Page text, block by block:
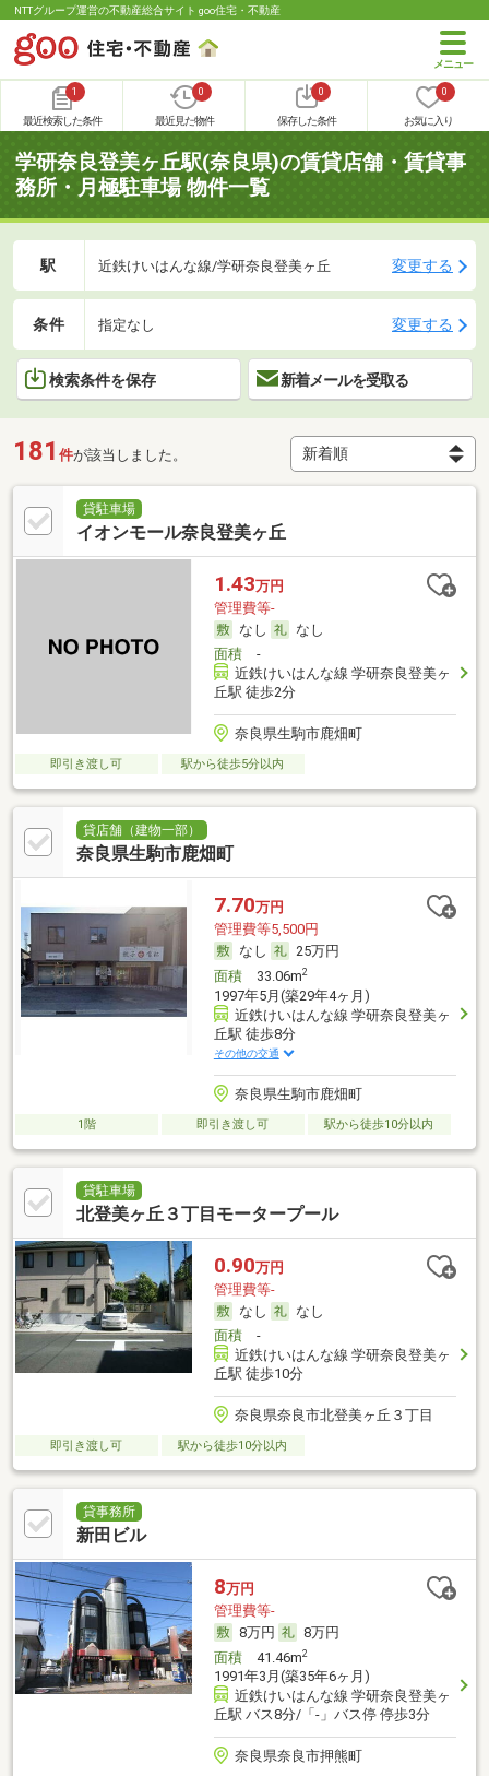
NTTグループ運営の不動産総合サイト goo住宅・不動産
1
最近検索した条件
0
最近見た物件
0
保存した条件
0
お気に入り
学研奈良登美ヶ丘駅(奈良県)の賃貸店舗・賃貸事
務所・月極駐車場 物件一覧
駅 近鉄けいはんな線/学研奈良登美ヶ丘 変更する
条件 指定なし 変更する
検索条件を保存 新着メールを受取る
181 件が該当しました。
貸駐車場
イオンモール奈良登美ヶ丘
1.43万円
管理費等-
なし
なし
面積-
近鉄けいはんな線 学研奈良登美ヶ
丘駅 徒歩2分
奈良県生駒市鹿畑町
即引き渡し可 駅から徒歩5分以内
貸店舗（建物一部）
奈良県生駒市鹿畑町
7.70万円
管理費等5,500円
なし
25万円
面積33.06m2
1997年5月(築29年4ヶ月)
近鉄けいはんな線 学研奈良登美ヶ
丘駅 徒歩8分
その他の交通
奈良県生駒市鹿畑町
1階 即引き渡し可 駅から徒歩10分以内
貸駐車場
北登美ヶ丘３丁目モータープール
0.90万円
管理費等-
なし
なし
面積-
近鉄けいはんな線 学研奈良登美ヶ
丘駅 徒歩10分
奈良県奈良市北登美ヶ丘３丁目
即引き渡し可 駅から徒歩10分以内
貸事務所
新田ビル
8万円
管理費等-
8万円
8万円
面積41.46m2
1991年3月(築35年6ヶ月)
近鉄けいはんな線 学研奈良登美ヶ
丘駅 バス8分/「-」バス停 停歩3分
奈良県奈良市押熊町